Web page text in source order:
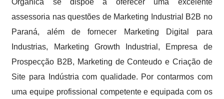
Orgânica se dispõe a oferecer uma excelente
assessoria nas questões de Marketing Industrial B2B no
Paraná, além de fornecer Marketing Digital para
Industrias, Marketing Growth Industrial, Empresa de
Prospecção B2B, Marketing de Conteudo e Criação de
Site para Indústria com qualidade. Por contarmos com
uma equipe profissional competente e equipada com os